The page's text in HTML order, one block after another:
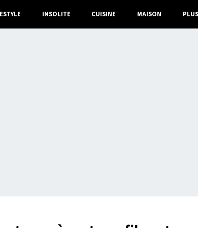
INSOLITE CUISINE MAISON PLUS